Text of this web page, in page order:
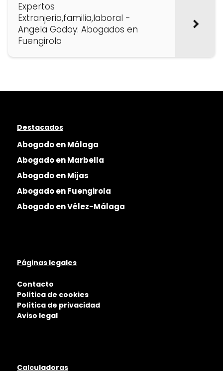
Expertos
Extranjeria,familia,laboral -
Angela Godoy: Abogados en
Fuengirola
Destacados
Abogado en Málaga
Abogado en Marbella
Abogado en Mijas
Abogado en Fuengirola
Abogado en Vélez-Málaga
Páginas legales
Contacto
Política de cookies
Política de privacidad
Aviso legal
Calculadoras